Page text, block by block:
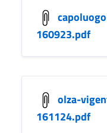
160923.pdf
olza-
161124.pdf